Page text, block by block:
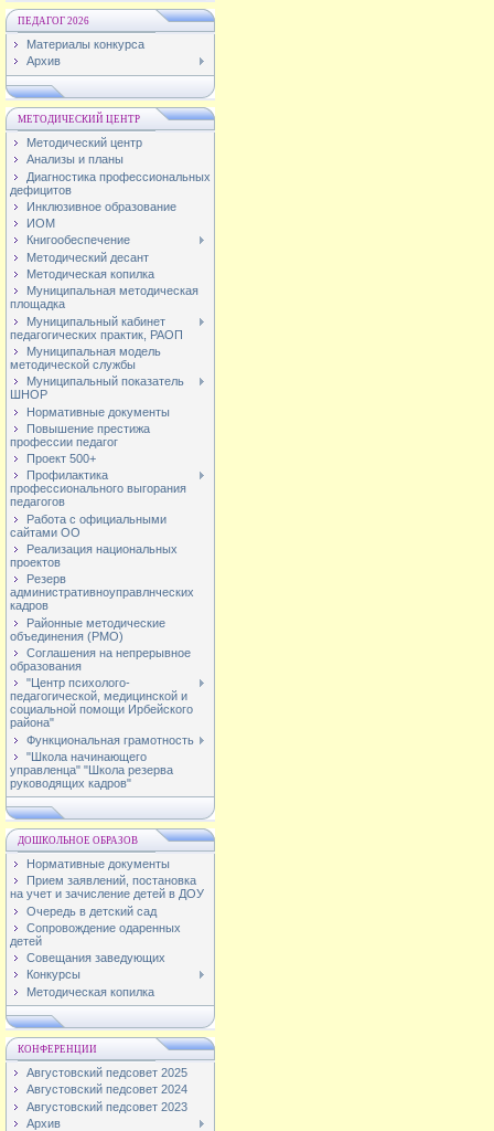
ПЕДАГОГ 2026
Материалы конкурса
Архив
МЕТОДИЧЕСКИЙ ЦЕНТР
Методический центр
Анализы и планы
Диагностика профессиональных
дефицитов
Инклюзивное образование
ИОМ
Книгообеспечение
Методический десант
Методическая копилка
Муниципальная методическая
площадка
Муниципальный кабинет
педагогических практик, РАОП
Муниципальная модель
методической службы
Муниципальный показатель
ШНОР
Нормативные документы
Повышение престижа
профессии педагог
Проект 500+
Профилактика
профессионального выгорания
педагогов
Работа с официальными
сайтами ОО
Реализация национальных
проектов
Резерв
административноуправлнческих
кадров
Районные методические
объединения (РМО)
Соглашения на непрерывное
образования
"Центр психолого-
педагогической, медицинской и
социальной помощи Ирбейского
района"
Функциональная грамотность
"Школа начинающего
управленца" "Школа резерва
руководящих кадров"
ДОШКОЛЬНОЕ ОБРАЗОВ
Нормативные документы
Прием заявлений, постановка
на учет и зачисление детей в ДОУ
Очередь в детский сад
Сопровождение одаренных
детей
Совещания заведующих
Конкурсы
Методическая копилка
КОНФЕРЕНЦИИ
Августовский педсовет 2025
Августовский педсовет 2024
Августовский педсовет 2023
Архив